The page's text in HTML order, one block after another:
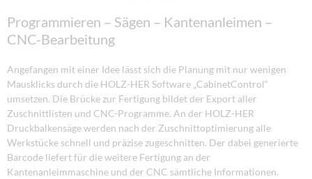
Programmieren – Sägen – Kantenanleimen –
CNC-Bearbeitung
Angefangen mit einer Idee lässt sich die Planung mit nur wenigen
Mausklicks durch die HOLZ-HER Software „CabinetControl“
umsetzen. Die Brücke zur Fertigung bildet der Export aller
Zuschnittlisten und CNC-Programme. An der HOLZ-HER
Druckbalkensäge werden nach der Zuschnittoptimierung alle
Werkstücke schnell und präzise zugeschnitten. Der dabei generierte
Barcode liefert für die weitere Fertigung an der
Kantenanleimmaschine und der CNC sämtliche Informationen.